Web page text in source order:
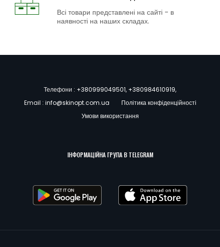
Всі товари представлені на сайті - в
наявності на наших складах.
Телефони : +380999049501, +380984610919,
Email : info@skinopt.com.ua
Політика конфіденційності
Умови використання
ІНФОРМАЦІЙНА ГРУПА В TELEGRAM